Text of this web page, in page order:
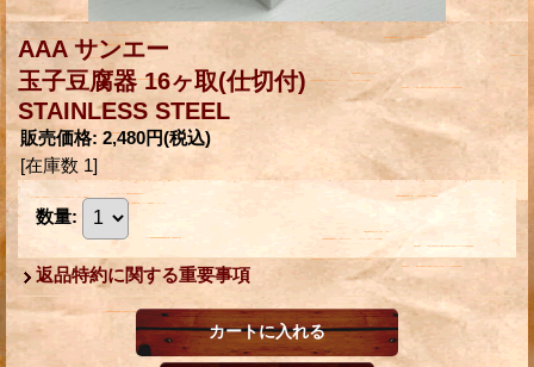
AAA サンエー
玉子豆腐器 16ヶ取(仕切付)
STAINLESS STEEL
販売価格: 2,480円(税込)
[在庫数 1]
数量:
返品特約に関する重要事項